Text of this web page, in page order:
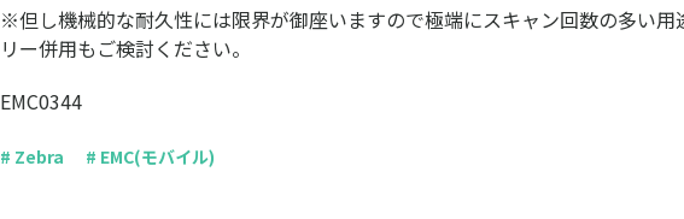
※但し機械的な耐久性には限界が御座いますので極端にスキャン回数の多い用
リー併用もご検討ください。
EMC0344
# Zebra # EMC(モバイル)